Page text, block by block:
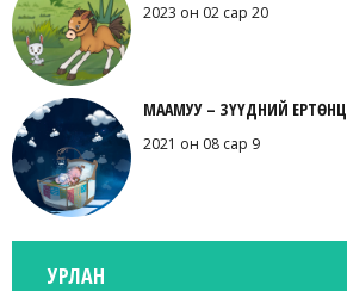
2023 он 02 сар 20
МААМУУ – ЗҮҮДНИЙ ЕРТӨНЦ
2021 он 08 сар 9
УРЛАН